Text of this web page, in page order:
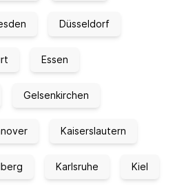
Düsseldorf
Essen
Gelsenkirchen
Kaiserslautern
Karlsruhe Kiel